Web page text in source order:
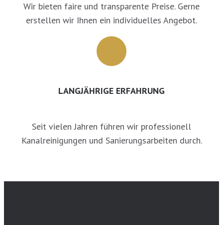
Wir bieten faire und transparente Preise. Gerne
erstellen wir Ihnen ein individuelles Angebot.
LANGJÄHRIGE ERFAHRUNG
Seit vielen Jahren führen wir professionell
Kanalreinigungen und Sanierungsarbeiten durch.